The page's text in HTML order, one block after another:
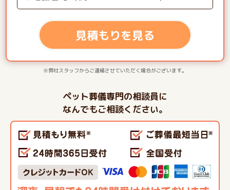
見積もりを見る
※弊社スタッフからご連絡させていただく場合がございます。
ペット葬儀専門の相談員に
なんでもご相談ください。